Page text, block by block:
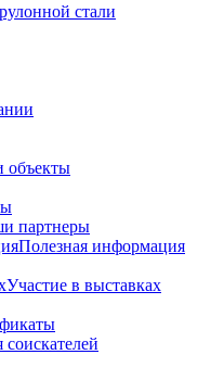
стали
объекты
партнеры
Полезная информация
Участие в выставках
соискателей